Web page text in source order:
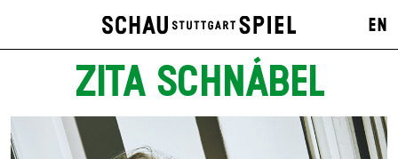
EN
ZITA SCHNÁBEL